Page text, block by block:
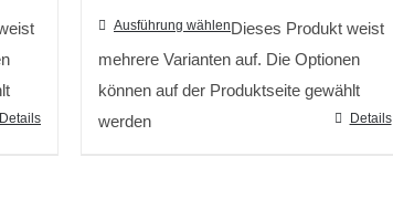
Details
Ausführung wählenDieses Produkt weist
mehrere Varianten auf. Die Optionen
können auf der Produktseite gewählt
werden
Details